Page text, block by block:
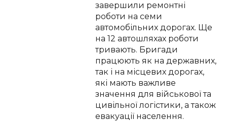
завершили ремонтні
роботи на семи
автомобільних дорогах. Ще
на 12 автошляхах роботи
тривають. Бригади
працюють як на державних,
так і на місцевих дорогах,
які мають важливе
значення для військової та
цивільної логістики, а також
евакуації населення.